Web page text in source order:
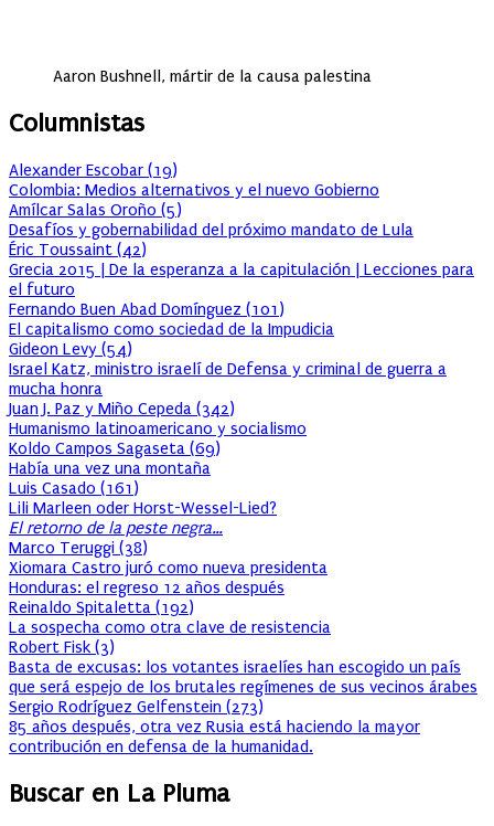
Aaron Bushnell, mártir de la causa palestina
Columnistas
Alexander Escobar (19)
Colombia: Medios alternativos y el nuevo Gobierno
Amílcar Salas Oroño (5)
Desafíos y gobernabilidad del próximo mandato de Lula
Éric Toussaint (42)
Grecia 2015 | De la esperanza a la capitulación | Lecciones para
el futuro
Fernando Buen Abad Domínguez (101)
El capitalismo como sociedad de la Impudicia
Gideon Levy (54)
Israel Katz, ministro israelí de Defensa y criminal de guerra a
mucha honra
Juan J. Paz y Miño Cepeda (342)
Humanismo latinoamericano y socialismo
Koldo Campos Sagaseta (69)
Había una vez una montaña
Luis Casado (161)
Lili Marleen oder Horst-Wessel-Lied?
El retorno de la peste negra…
Marco Teruggi (38)
Xiomara Castro juró como nueva presidenta
Honduras: el regreso 12 años después
Reinaldo Spitaletta (192)
La sospecha como otra clave de resistencia
Robert Fisk (3)
Basta de excusas: los votantes israelíes han escogido un país
que será espejo de los brutales regímenes de sus vecinos árabes
Sergio Rodríguez Gelfenstein (273)
85 años después, otra vez Rusia está haciendo la mayor
contribución en defensa de la humanidad.
Buscar en La Pluma